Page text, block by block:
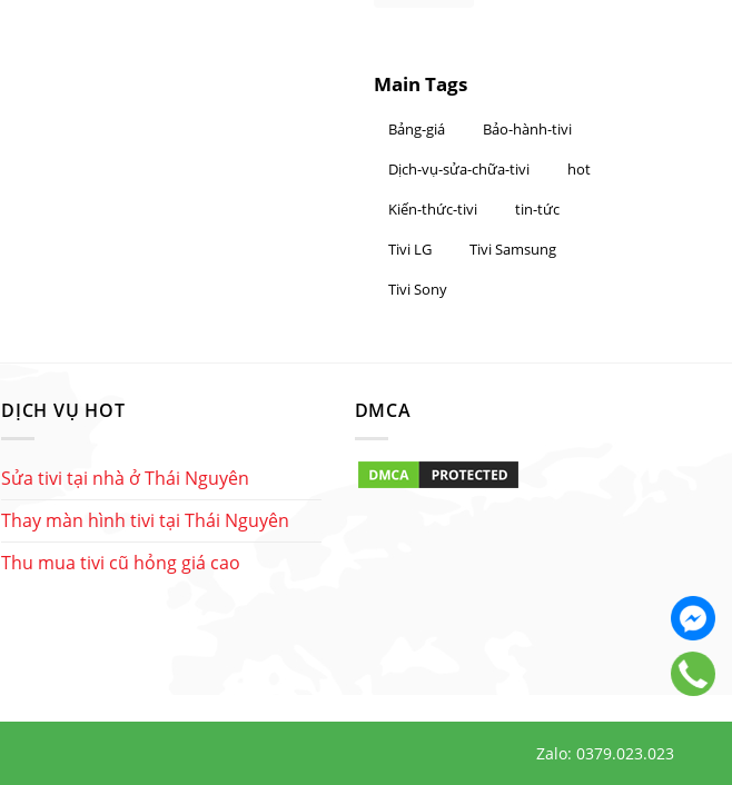
Main Tags
Bảng-giá
Bảo-hành-tivi
Dịch-vụ-sửa-chữa-tivi
hot
Kiến-thức-tivi
tin-tức
Tivi LG
Tivi Samsung
Tivi Sony
DỊCH VỤ HOT
Sửa tivi tại nhà ở Thái Nguyên
Thay màn hình tivi tại Thái Nguyên
Thu mua tivi cũ hỏng giá cao
DMCA
Zalo: 0379.023.023